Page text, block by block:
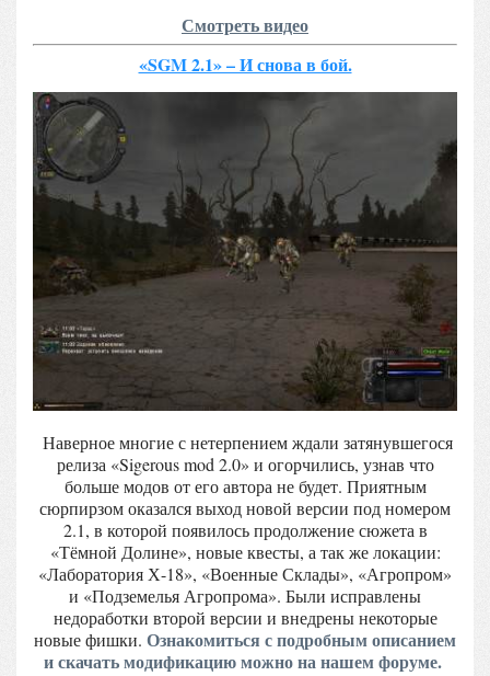
Смотреть видео
«SGM 2.1» – И снова в бой.
Наверное многие с нетерпением ждали затянувшегося
релиза «Sigerous mod 2.0» и огорчились, узнав что
больше модов от его автора не будет. Приятным
сюрпирзом оказался выход новой версии под номером
2.1, в которой появилось продолжение сюжета в
«Тёмной Долине», новые квесты, а так же локации:
«Лаборатория Х-18», «Военные Склады», «Агропром»
и «Подземелья Агропрома». Были исправлены
недоработки второй версии и внедрены некоторые
новые фишки. Ознакомиться с подробным описанием
и скачать модификацию можно на нашем форуме.